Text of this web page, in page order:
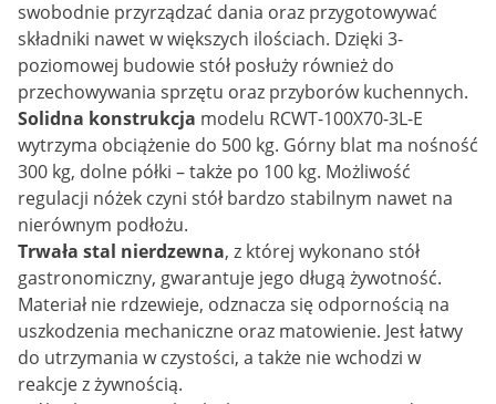
swobodnie przyrządzać dania oraz przygotowywać
składniki nawet w większych ilościach. Dzięki 3-
poziomowej budowie stół posłuży również do
przechowywania sprzętu oraz przyborów kuchennych.
Solidna konstrukcja modelu RCWT-100X70-3L-E
wytrzyma obciążenie do 500 kg. Górny blat ma nośność
300 kg, dolne półki – także po 100 kg. Możliwość
regulacji nóżek czyni stół bardzo stabilnym nawet na
nierównym podłożu.
Trwała stal nierdzewna, z której wykonano stół
gastronomiczny, gwarantuje jego długą żywotność.
Materiał nie rdzewieje, odznacza się odpornością na
uszkodzenia mechaniczne oraz matowienie. Jest łatwy
do utrzymania w czystości, a także nie wchodzi w
reakcje z żywnością.